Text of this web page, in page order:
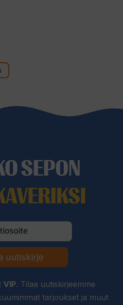
SEPON
uutiskirje
VIP. Tilaa uutiskirjeemme
tarjoukset ja muut